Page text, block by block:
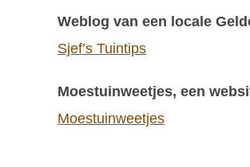
Weblog van een locale
Sjef’s Tuintips
Moestuinweetjes, een
Moestuinweetjes